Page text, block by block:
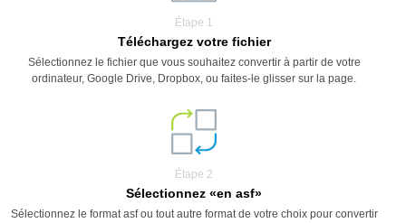
Étape 1
Téléchargez votre fichier
Sélectionnez le fichier que vous souhaitez convertir à partir de votre
ordinateur, Google Drive, Dropbox, ou faites-le glisser sur la page.
Étape 2
Sélectionnez «en asf»
Sélectionnez le format asf ou tout autre format de votre choix pour convertir